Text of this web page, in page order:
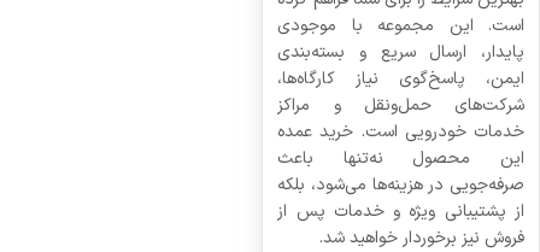
است. این مجموعه با موجودی
پایدار، ارسال سریع و بسته‌بندی
ایمن، پاسخ‌گوی نیاز کارگاه‌ها،
شرکت‌های حمل‌ونقل و مراکز
خدمات خودرویی است. خرید عمده
این محصول نه‌تنها باعث
صرفه‌جویی در هزینه‌ها می‌شود، بلکه
از پشتیبانی ویژه و خدمات پس از
فروش نیز برخوردار خواهید شد.